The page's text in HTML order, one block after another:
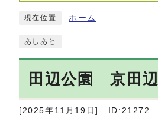
現在位置 ホーム
あしあと
田辺公園 京田
[2025年11月19日] ID:21272